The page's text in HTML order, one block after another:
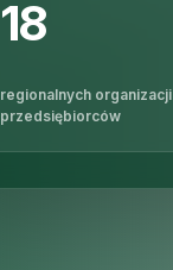
18
regionalnych organizacji
przedsiębiorców